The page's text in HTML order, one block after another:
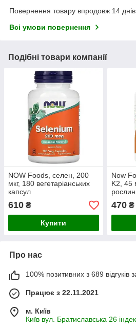
Повернення товару впродовж 14
Всі умови повернення
Подібні товари компанії
NOW Foods, селен, 200
мкг, 180 вегетаріанських
капсул
610 ₴
Купити
Now
K2, 45
470₴
Про нас
100% позитивних з 689 відгуків
Працює з 22.11.2021
м. Київ
Київ вул. Братиславська 26